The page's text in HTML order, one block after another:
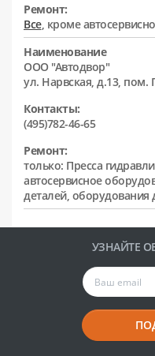
Ремонт:
Все, кроме
Наименование
ООО "Автодвор"
ул. Нарвская, д.13, пом.
Контакты:
(495)782-46-65
Ремонт:
только: Пресса
автосервисное
деталей, оборудования
УЗНАЙТЕ